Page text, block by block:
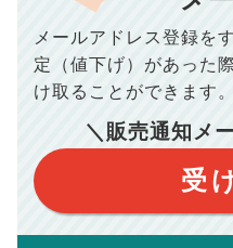
総支払額
このシミュレーターは元利
このシミュレーターは、四
このシミュレーターはお借
このシミュレーターでの結
ありません。
このシミュレーターをご利
場合がございます。詳しく
※シミュレーター結果はあく
保証するものではございませ
※上記売却費用には、住所変
宅ローンの一括繰上返済の
で予めご了承ください。
おります。（物件価格×3%
メールアドレス登録を
定（値下げ）があった
け取ることができます。
＼販売通知メ
受